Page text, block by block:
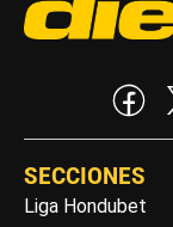
SECCIONES
Liga Hondubet